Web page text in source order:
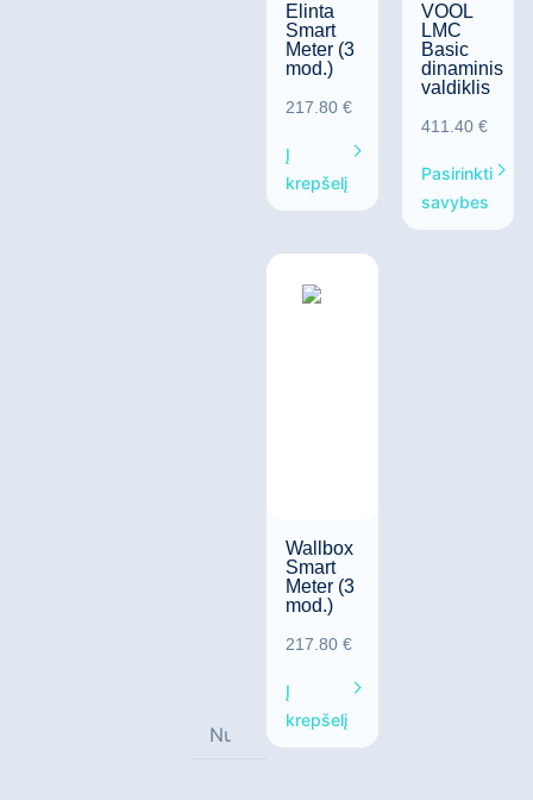
Elinta
Smart
Meter (3
mod.)
217.80 €
Į
krepšelį
VOOL
LMC
Basic
dinaminis
valdiklis
411.40 €
Pasirinkti
savybes
Wallbox
Smart
Meter (3
mod.)
217.80 €
Į
krepšelį